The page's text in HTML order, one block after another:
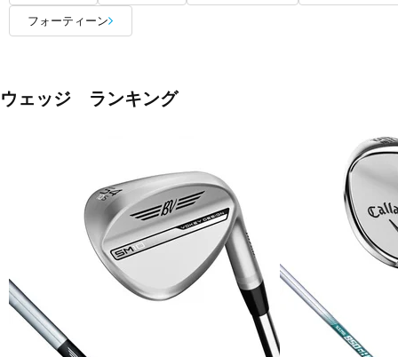
フォーティーン
ウェッジ ランキング